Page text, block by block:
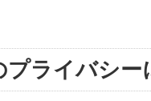
ライバシー